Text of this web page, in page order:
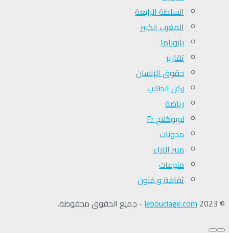
السلطة الرابعة
المغرب الكبير
بانوراما
تقارير
حقوق الإنسان
ركن الطالب
رياضة
لوبوكلاج Fr
مدونات
منبر الآراء
منوعات
ثقافة و فنون
© 2023
lebouclage.com- جميع الحقوق محفوظة.